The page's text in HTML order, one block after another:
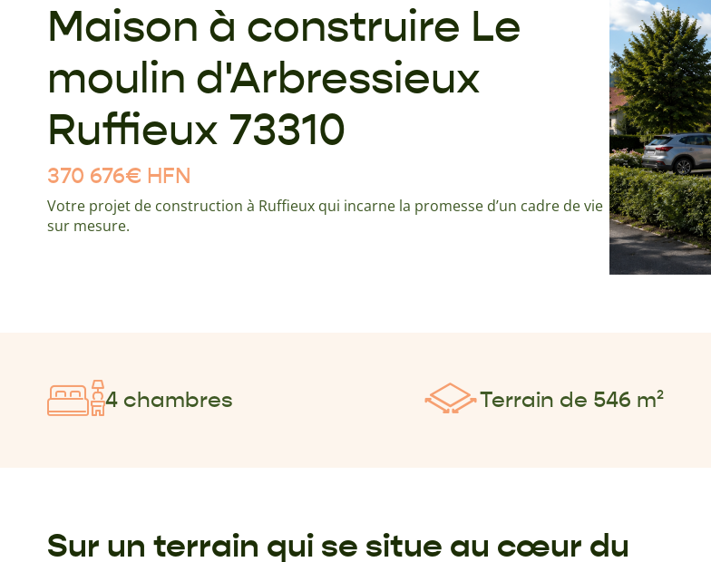
Maison à construire Le
moulin d'Arbressieux
Ruffieux 73310
370 676€ HFN
Votre projet de construction à Ruffieux qui incarne la promesse d’un cadre de vie
sur mesure.
4 chambres Terrain de 546 m²
Sur un terrain qui se situe au cœur du